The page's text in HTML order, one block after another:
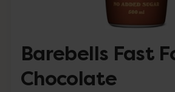
Barebells Fast
Chocolate